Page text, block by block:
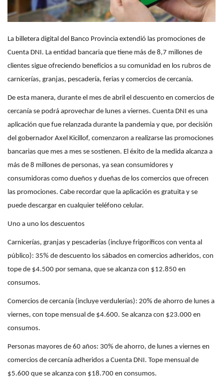
La billetera digital del Banco Provincia extendió las promociones de
Cuenta DNI. La entidad bancaria que tiene más de 8,7 millones de
clientes sigue ofreciendo beneficios a su comunidad en los rubros de
carnicerías, granjas, pescadería, ferias y comercios de cercanía.
De esta manera, durante el mes de abril el descuento en comercios de
cercanía se podrá aprovechar de lunes a viernes. Cuenta DNI es una
aplicación que fue relanzada durante la pandemia y que, por decisión
del gobernador Axel Kicillof, comenzaron a realizarse las promociones
bancarias que mes a mes se sostienen. El éxito de la medida alcanza a
más de 8 millones de personas, ya sean consumidores y
consumidoras como dueños y dueñas de los comercios que ofrecen
las promociones. Cabe recordar que la aplicación es gratuita y se
puede descargar en cualquier teléfono celular.
Uno a uno los descuentos
Carnicerías, granjas y pescaderías (incluye frigoríficos con venta al
público): 35% de descuento los sábados en comercios adheridos, con
tope de $4.500 por semana, que se alcanza con $12.850 en
consumos.
Comercios de cercanía (incluye verdulerías): 20% de ahorro de lunes a
viernes, con tope mensual de $4.600. Se alcanza con $23.000 en
consumos.
Personas mayores de 60 años: 30% de ahorro, de lunes a viernes en
comercios de cercanía adheridos a Cuenta DNI. Tope mensual de
$5.600 que se alcanza con $18.700 en consumos.